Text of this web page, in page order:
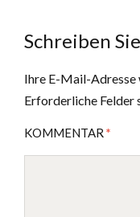
Schreiben
Ihre E-Mail-
Erforderliche Felder
KOMMENTAR *